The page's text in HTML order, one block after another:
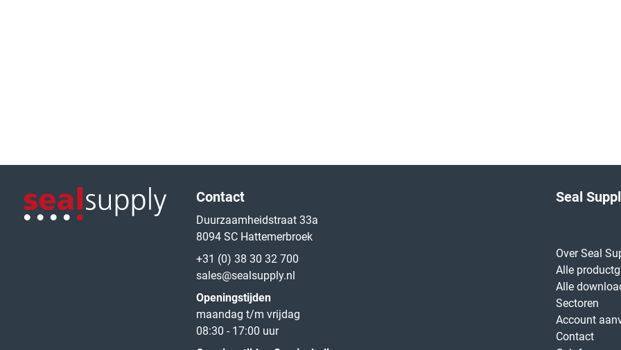
Contact
Duurzaamheidstraat 33a
8094 SC Hattemerbroek
+31 (0) 38 30 32 700
sales@sealsupply.nl
Openingstijden
maandag t/m vrijdag
08:30 - 17:00 uur
Seal
Over Seal
Alle
Alle
Sectoren
Account
Contact
Logo van de website